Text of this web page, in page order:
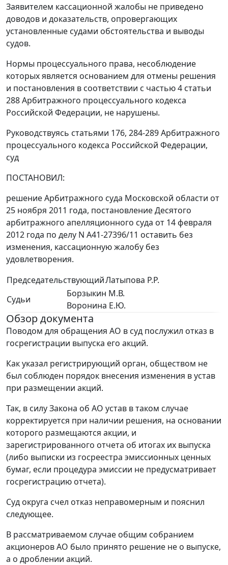
Заявителем кассационной жалобы не приведено
доводов и доказательств, опровергающих
установленные судами обстоятельства и выводы
судов.
Нормы процессуального права, несоблюдение
которых является основанием для отмены решения
и постановления в соответствии с частью 4 статьи
288 Арбитражного процессуального кодекса
Российской Федерации, не нарушены.
Руководствуясь статьями 176, 284-289 Арбитражного
процессуального кодекса Российской Федерации,
суд
ПОСТАНОВИЛ:
решение Арбитражного суда Московской области от
25 ноября 2011 года, постановление Десятого
арбитражного апелляционного суда от 14 февраля
2012 года по делу N А41-27396/11 оставить без
изменения, кассационную жалобу без
удовлетворения.
ПредседательствующийЛатыпова Р.Р.
Судьи
Борзыкин М.В.
Воронина Е.Ю.
Обзор документа
Поводом для обращения АО в суд послужил отказ в
госрегистрации выпуска его акций.
Как указал регистрирующий орган, обществом не
был соблюден порядок внесения изменения в устав
при размещении акций.
Так, в силу Закона об АО устав в таком случае
корректируется при наличии решения, на основании
которого размещаются акции, и
зарегистрированного отчета об итогах их выпуска
(либо выписки из госреестра эмиссионных ценных
бумаг, если процедура эмиссии не предусматривает
госрегистрацию отчета).
Суд округа счел отказ неправомерным и пояснил
следующее.
В рассматриваемом случае общим собранием
акционеров АО было принято решение не о выпуске,
а о дроблении акций.